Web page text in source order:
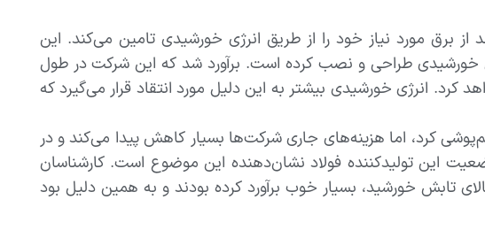
کارخانه فولاد «آلاباما» حدود 98 درصد از برق مورد نیاز خود را از طریق انرژی خورشیدی تامین می‌کند. این
برای رسیدن به چنین موفقیتی بیش از 1000 پنل خورشیدی طراحی و نصب کرده است. برآورد شد که این شرکت در طول
صرفه‌جویی خواهد کرد. انرژی خورشیدی بیشتر به این دلیل مورد انتقاد قرار می‌گیرد که
کرد، اما هزینه‌های جاری شرکت‌ها بسیار کاهش پیدا می‌کند و در
این تولیدکننده فولاد نشان‌دهنده این موضوع است. کارشناسان
تابش خورشید، بسیار خوب برآورد کرده بودند و به همین دلیل بود